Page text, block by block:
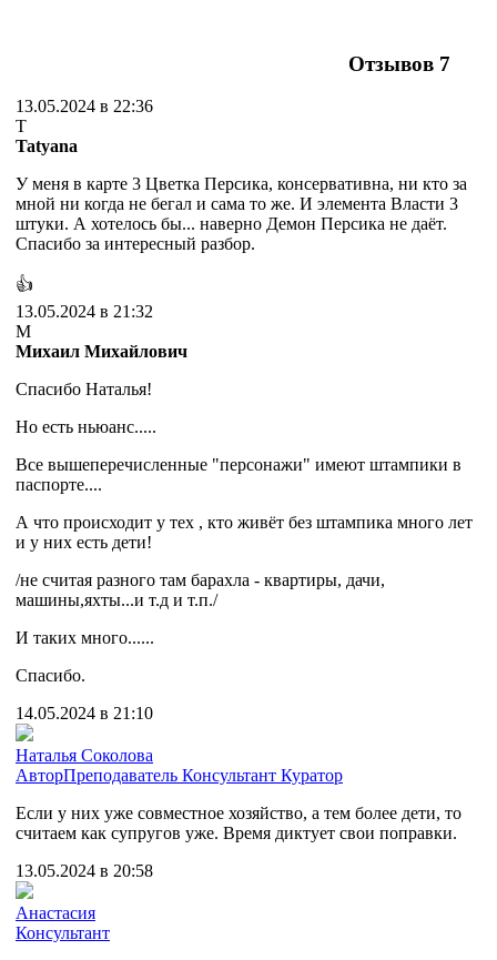
Отзывов 7
13.05.2024 в 22:36
T
Tatyana
У меня в карте 3 Цветка Персика, консервативна, ни кто за
мной ни когда не бегал и сама то же. И элемента Власти 3
штуки. А хотелось бы... наверно Демон Персика не даёт.
Спасибо за интересный разбор.
👍
13.05.2024 в 21:32
М
Михаил Михайлович
Спасибо Наталья!
Но есть ньюанс.....
Все вышеперечисленные "персонажи" имеют штампики в
паспорте....
А что происходит у тех , кто живёт без штампика много лет
и у них есть дети!
/не считая разного там барахла - квартиры, дачи,
машины,яхты...и т.д и т.п./
И таких много......
Спасибо.
14.05.2024 в 21:10
Наталья Соколова
АвторПреподаватель Консультант Куратор
Если у них уже совместное хозяйство, а тем более дети, то
считаем как супругов уже. Время диктует свои поправки.
13.05.2024 в 20:58
Анастасия
Консультант